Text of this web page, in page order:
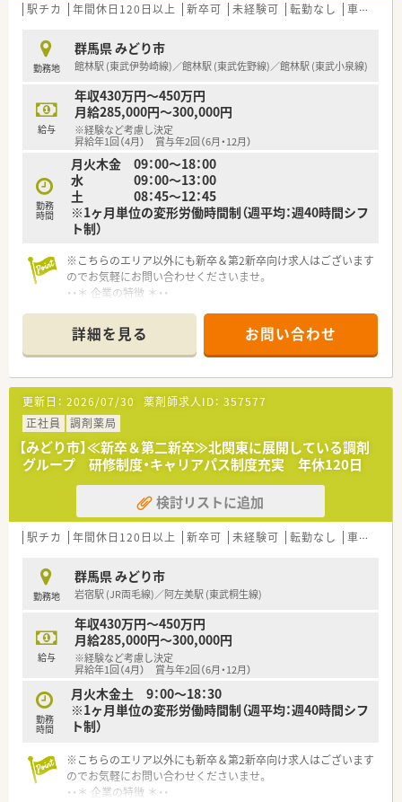
駅チカ 年間休日120日以上 新卒可 未経験可 転勤なし 車通勤可
勤務地
群馬県 みどり市
館林駅 (東武伊勢崎線)／館林駅 (東武佐野線)／館林駅 (東武小泉線)
給与
年収430万円～450万円
月給285,000円～300,000円
※経験など考慮し決定
昇給年1回（4月） 賞与年2回（6月・12月）
勤務
時間
月火木金 09：00～18：00
水 09：00～13：00
土 08：45～12：45
※1ヶ月単位の変形労働時間制（週平均：週40時間シフ
ト制）
※こちらのエリア以外にも新卒＆第2新卒向け求人はございます
のでお気軽にお問い合わせくださいませ。
・・＊ 企業の特徴 ＊・・
■栃木県を中心に展開し、今後も店舗拡大計画があります。
■借り上げ社宅制度・住宅手当等福利厚生が充実しており、社員
を大切にしている企業です。
■地域密着型の調剤薬局として地域活動やイベント開催に力を
入れています。
■新卒の受け入れも積極的にしており、社内の風通しもよく働き
やすい社風です。
■働き方に制限のある薬剤師さん向けに準社員制度もあります
ので、気になる方はお気軽にお問合せ下さい！
詳細を見る お問い合わせ
更新日： 2026/07/30 薬剤師求人ID： 357577
正社員
調剤薬局
【みどり市】≪新卒＆第二新卒≫北関東に展開している調剤
グループ 研修制度・キャリアパス制度充実 年休120日
検討リストに追加
駅チカ 年間休日120日以上 新卒可 未経験可 転勤なし 車通勤可
勤務地
群馬県 みどり市
岩宿駅 (JR両毛線)／阿左美駅 (東武桐生線)
給与
年収430万円～450万円
月給285,000円～300,000円
※経験など考慮し決定
昇給年1回（4月） 賞与年2回（6月・12月）
勤務
時間
月火木金土 9：00～18：30
※1ヶ月単位の変形労働時間制（週平均：週40時間シフ
ト制）
※こちらのエリア以外にも新卒＆第2新卒向け求人はございます
のでお気軽にお問い合わせくださいませ。
・・＊ 企業の特徴 ＊・・